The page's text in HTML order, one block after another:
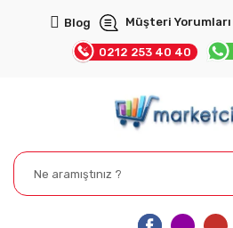
Blog Müşteri Yorumları
0212 253 40 40